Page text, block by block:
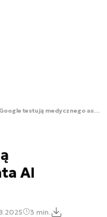
NASA i Google testują medycznego asystenta AI
AI
3 min.